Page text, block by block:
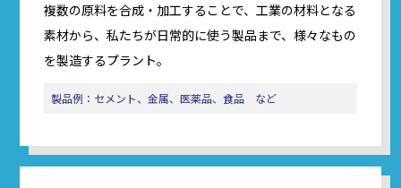
複数の原料を合成・加工することで、工業の材料となる
素材から、私たちが日常的に使う製品まで、様々なもの
を製造するプラント。
製品例：セメント、金属、医薬品、食品 など